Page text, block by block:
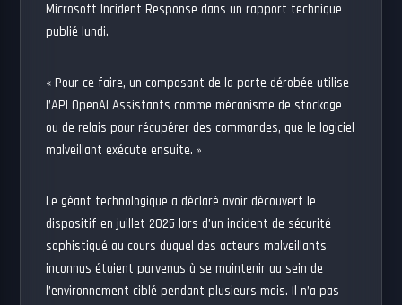
Microsoft Incident Response dans un rapport technique
publié lundi.
« Pour ce faire, un composant de la porte dérobée utilise
l’API OpenAI Assistants comme mécanisme de stockage
ou de relais pour récupérer des commandes, que le logiciel
malveillant exécute ensuite. »
Le géant technologique a déclaré avoir découvert le
dispositif en juillet 2025 lors d’un incident de sécurité
sophistiqué au cours duquel des acteurs malveillants
inconnus étaient parvenus à se maintenir au sein de
l’environnement ciblé pendant plusieurs mois. Il n’a pas